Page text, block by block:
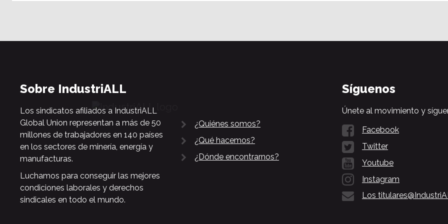
Sobre IndustriALL
Los sindicatos afiliados a IndustriALL
Global Union representan a más de 50
millones de trabajadores en 140 países
en los sectores de minería, energía y
manufacturas.
Luchamos para conseguir las mejores
condiciones laborales y derechos
sindicales en todo el mundo.
¿Quiénes somos?
¿Qué hacemos?
¿Dónde encontrarnos?
Síguenos
Únete al movimiento y
Facebook
Twitter
Youtube
Instagram
Los